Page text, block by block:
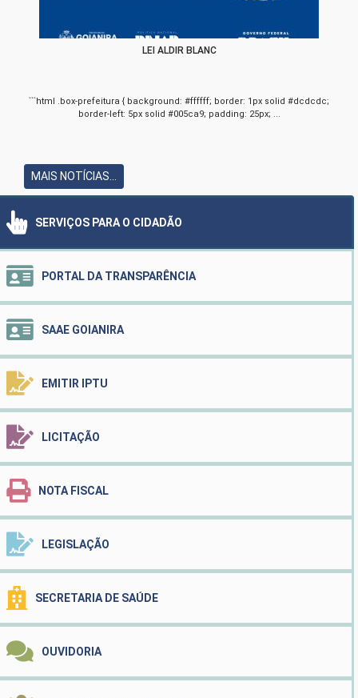
LEI ALDIR BLANC
```html .box-prefeitura { background: #ffffff; border: 1px solid #dcdcdc;
border-left: 5px solid #005ca9; padding: 25px; ...
MAIS NOTÍCIAS...
SERVIÇOS PARA O CIDADÃO
PORTAL DA TRANSPARÊNCIA
SAAE GOIANIRA
EMITIR IPTU
LICITAÇÃO
NOTA FISCAL
LEGISLAÇÃO
SECRETARIA DE SAÚDE
OUVIDORIA